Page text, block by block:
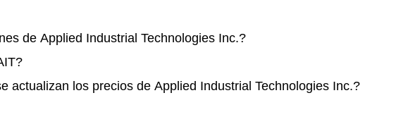
de Applied Industrial Technologies Inc.?
actualizan los precios de Applied Industrial Technologies Inc.?